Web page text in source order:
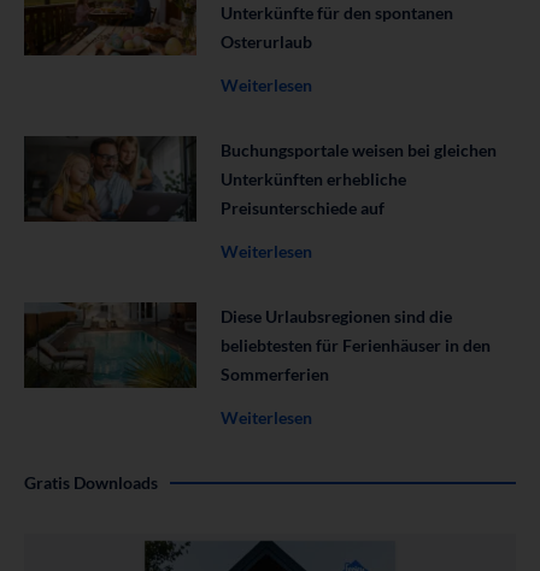
Unterkünfte für den spontanen
Osterurlaub
Weiterlesen
Buchungsportale weisen bei gleichen
Unterkünften erhebliche
Preisunterschiede auf
Weiterlesen
Diese Urlaubsregionen sind die
beliebtesten für Ferienhäuser in den
Sommerferien
Weiterlesen
Gratis Downloads